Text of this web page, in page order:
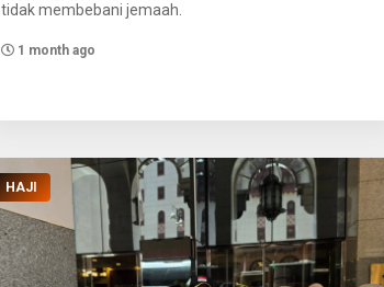
tidak membebani jemaah.
1 month ago
HAJI